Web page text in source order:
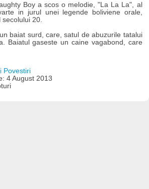
Boy a scos o melodie, "La La La", al
in jurul unei legende boliviene orale,
20.
baiat surd, care, satul de abuzurile tatalui
Baiatul gaseste un caine vagabond, care
Povestiri
4 August 2013